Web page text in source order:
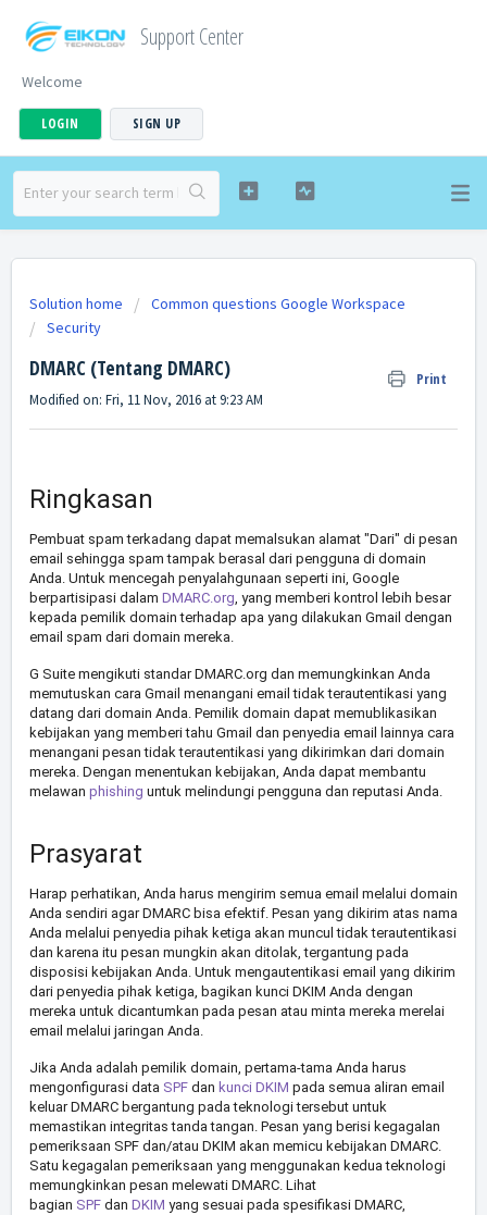
Support Center
Welcome
LOGIN SIGN UP
Solution home
Common questions Google Workspace
Security
DMARC (Tentang DMARC) Print
Modified on: Fri, 11 Nov, 2016 at 9:23 AM
Ringkasan
Pembuat spam terkadang dapat memalsukan alamat "Dari" di pesan
email sehingga spam tampak berasal dari pengguna di domain
Anda. Untuk mencegah penyalahgunaan seperti ini, Google
berpartisipasi dalam DMARC.org, yang memberi kontrol lebih besar
kepada pemilik domain terhadap apa yang dilakukan Gmail dengan
email spam dari domain mereka.
G Suite mengikuti standar DMARC.org dan memungkinkan Anda
memutuskan cara Gmail menangani email tidak terautentikasi yang
datang dari domain Anda. Pemilik domain dapat memublikasikan
kebijakan yang memberi tahu Gmail dan penyedia email lainnya cara
menangani pesan tidak terautentikasi yang dikirimkan dari domain
mereka. Dengan menentukan kebijakan, Anda dapat membantu
melawan phishing untuk melindungi pengguna dan reputasi Anda.
Prasyarat
Harap perhatikan, Anda harus mengirim semua email melalui domain
Anda sendiri agar DMARC bisa efektif. Pesan yang dikirim atas nama
Anda melalui penyedia pihak ketiga akan muncul tidak terautentikasi
dan karena itu pesan mungkin akan ditolak, tergantung pada
disposisi kebijakan Anda. Untuk mengautentikasi email yang dikirim
dari penyedia pihak ketiga, bagikan kunci DKIM Anda dengan
mereka untuk dicantumkan pada pesan atau minta mereka merelai
email melalui jaringan Anda.
Jika Anda adalah pemilik domain, pertama-tama Anda harus
mengonfigurasi data SPF dan kunci DKIM pada semua aliran email
keluar DMARC bergantung pada teknologi tersebut untuk
memastikan integritas tanda tangan. Pesan yang berisi kegagalan
pemeriksaan SPF dan/atau DKIM akan memicu kebijakan DMARC.
Satu kegagalan pemeriksaan yang menggunakan kedua teknologi
memungkinkan pesan melewati DMARC. Lihat
bagian SPF dan DKIM yang sesuai pada spesifikasi DMARC,